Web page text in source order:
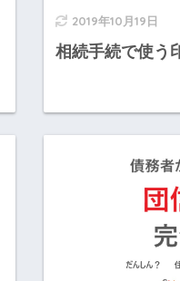
2019年10月19日
相続手続で使う